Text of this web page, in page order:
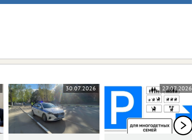
30.07.2026 27.07.2026